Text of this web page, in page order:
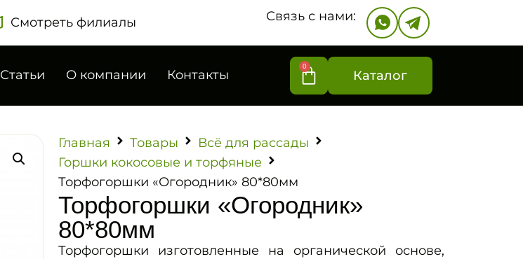
Смотреть филиалы Связь с нами:
Статьи О компании Контакты
0
Каталог
Главная Товары
Всё для рассады
Горшки кокосовые и торфяные
Торфогоршки «Огородник» 80*80мм
Торфогоршки «Огородник»
80*80мм
Торфогоршки изготовленные на органической основе,